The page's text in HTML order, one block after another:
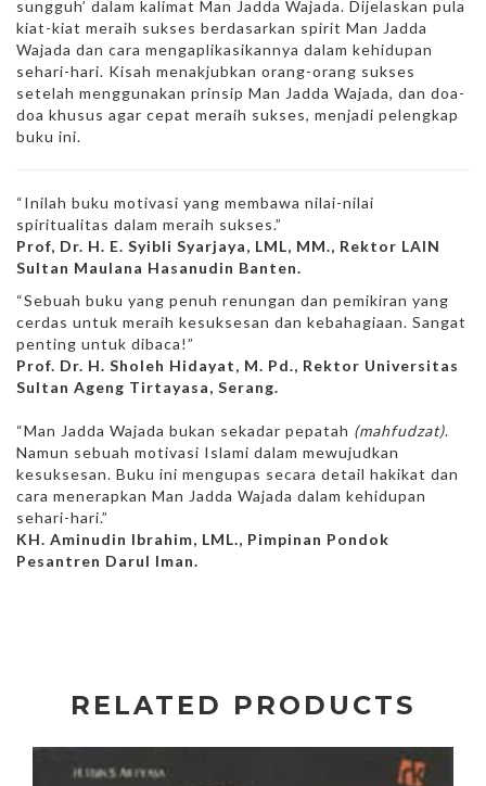
sungguh’ dalam kalimat Man Jadda Wajada. Dijelaskan pula
kiat-kiat meraih sukses berdasarkan spirit Man Jadda
Wajada dan cara mengaplikasikannya dalam kehidupan
sehari-hari. Kisah menakjubkan orang-orang sukses
setelah menggunakan prinsip Man Jadda Wajada, dan doa-
doa khusus agar cepat meraih sukses, menjadi pelengkap
buku ini.
“Inilah buku motivasi yang membawa nilai-nilai
spiritualitas dalam meraih sukses.”
Prof, Dr. H. E. Syibli Syarjaya, LML, MM., Rektor LAIN
Sultan Maulana Hasanudin Banten.
“Sebuah buku yang penuh renungan dan pemikiran yang
cerdas untuk meraih kesuksesan dan kebahagiaan. Sangat
penting untuk dibaca!”
Prof. Dr. H. Sholeh Hidayat, M. Pd., Rektor Universitas
Sultan Ageng Tirtayasa, Serang.
“Man Jadda Wajada bukan sekadar pepatah (mahfudzat).
Namun sebuah motivasi Islami dalam mewujudkan
kesuksesan. Buku ini mengupas secara detail hakikat dan
cara menerapkan Man Jadda Wajada dalam kehidupan
sehari-hari.”
KH. Aminudin Ibrahim, LML., Pimpinan Pondok
Pesantren Darul Iman.
RELATED PRODUCTS